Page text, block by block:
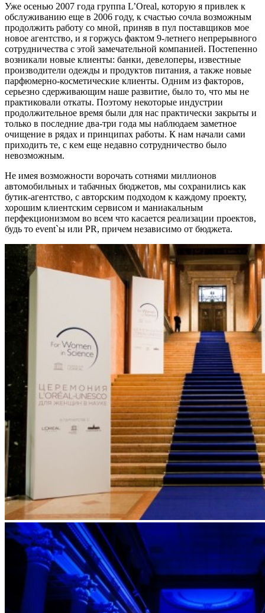
Уже осенью 2007 года группа L’Oreal, которую я привлек к
обслуживанию еще в 2006 году, к счастью сочла возможным
продолжить работу со мной, приняв в пул поставщиков мое
новое агентство, и я горжусь фактом 9-летнего непрерывного
сотрудничества с этой замечательной компанией. Постепенно
возникали новые клиенты: банки, девелоперы, известные
производители одежды и продуктов питания, а также новые
парфюмерно-косметические клиенты. Одним из факторов,
серьезно сдерживающим наше развитие, было то, что мы не
практиковали откаты. Поэтому некоторые индустрии
продолжительное время были для нас практически закрыты и
только в последние два-три года мы наблюдаем заметное
очищение в рядах и принципах работы. К нам начали сами
приходить те, с кем еще недавно сотрудничество было
невозможным.
Не имея возможности ворочать сотнями миллионов
автомобильных и табачных бюджетов, мы сохранились как
бутик-агентство, с авторским подходом к каждому проекту,
хорошим клиентским сервисом и маниакальным
перфекционизмом во всем что касается реализации проектов,
будь то event`ы или PR, причем независимо от бюджета.